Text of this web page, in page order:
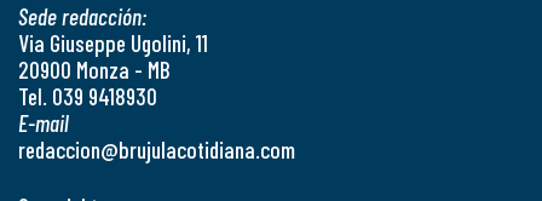
Sede redacción:
Via Giuseppe Ugolini, 11
20900 Monza - MB
Tel. 039 9418930
E-mail
redaccion@brujulacotidiana.com